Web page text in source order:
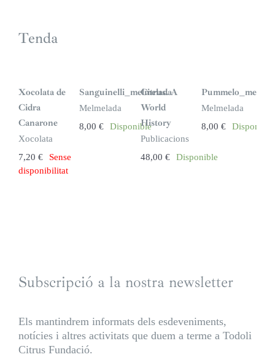
Tenda
n
s
t
o
c
k
Xocolata de
Cidra
Canarone
Xocolata
7,20 €
Sense
disponibilitat
Sanguinelli_melmelada
Melmelada
8,00€ Disponible
Citrus. A
World
History
Publicacions
48,00 € Disponible
Melmelada
8,00€ Disponible
Subscripció a la nostra newsletter
Els mantindrem informats dels esdeveniments,
notícies i altres activitats que duem a terme a Todoli
Citrus Fundació.